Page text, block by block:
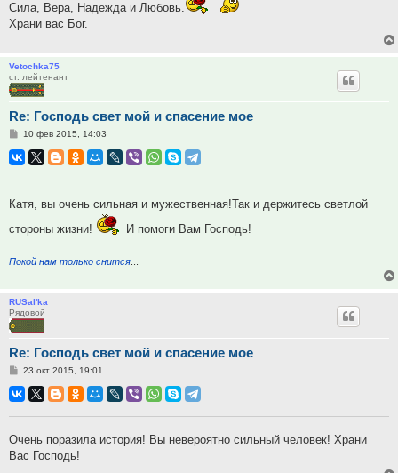
Сила, Вера, Надежда и Любовь.
Храни вас Бог.
Vetochka75
ст. лейтенант
Re: Господь свет мой и спасение мое
Сообщение
10 фев 2015, 14:03
Катя, вы очень сильная и мужественная!Так и держитесь светлой
стороны жизни!
И помоги Вам Господь!
Покой нам только снится
RUSal'ka
Рядовой
Re: Господь свет мой и спасение мое
Сообщение
23 окт 2015, 19:01
Очень поразила история! Вы невероятно сильный человек! Храни
Вас Господь!